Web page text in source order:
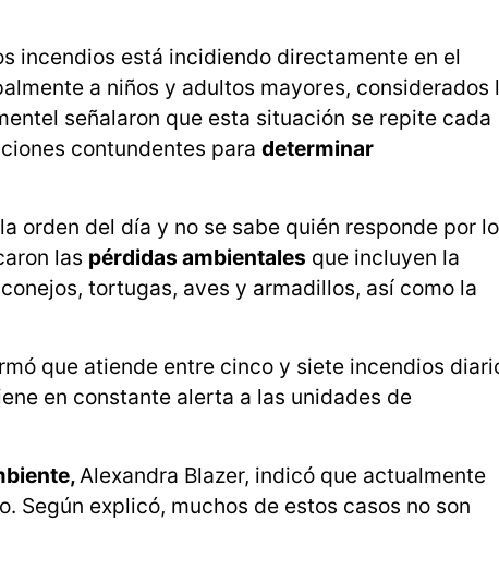
incendios está incidiendo directamente en el
a niños y adultos mayores, considerados
señalaron que esta situación se repite cada
contundentes para determinar
orden del día y no se sabe quién responde por
las pérdidas ambientales que incluyen la
tortugas, aves y armadillos, así como la
que atiende entre cinco y siete incendios
en constante alerta a las unidades de
Alexandra Blazer, indicó que actualmente
Según explicó, muchos de estos casos no son